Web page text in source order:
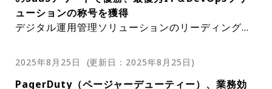
6年度第3四半期の総売上高が1億2,400万ドル～1億
2,600万ドルと、前年比4%～6%の成長率を見込んで
いる。2026年度通期の総売上高は4億9,300万ドル
込んでいる。出典：PagerDuty
レーションはOAuthをサポートすることで、規制の
厳しい業界の組織が業界標準や規制へのコンプライ
アンスを維持できるよう支援する。これは、データ
の業界では特に重要だ。OAuthのサポートは、セキ
ング攻撃の可能性に対する警戒を一層強化するよう
強く求めている。PagerDutyが顧客に電話でパスワ
一切ない。PagerDutyからの公式な連絡は全て、信
括的な健康保険などが含まれる。これらの施策は、
従業員の心身の健康を確保するだけでなく、従業員
る。受賞の詳細はこちら出典：PagerDuty
ミットメントを証明するものだ。PagerDutyの慈善
活動は、教育や医療から環境保全や社会正義に至る
た。PagerDutyの慈善活動は、「与えることの力」
ューションの称号を獲得
デジタル運用管理ソリューションのリーディングプ
ィー）のPagerDuty Operations Cloudが、The Cl
oud Awards主催の2025 SaaS Awardsにおいて、
「ITとDevOps向け最優秀SaaSソリューション」部
2025年8月25日 (更新日： 2025年8月25日 )
PagerDuty（ページャーデューティー）、業務効